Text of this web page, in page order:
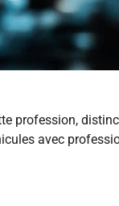
profession,
avec